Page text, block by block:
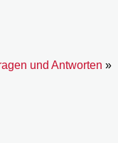
und Antworten »